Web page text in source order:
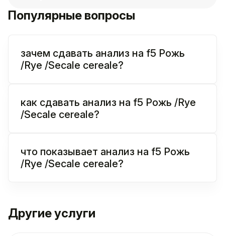
Популярные вопросы
зачем сдавать анализ на f5 Рожь
/Rye /Secale cereale?
как сдавать анализ на f5 Рожь /Rye
/Secale cereale?
что показывает анализ на f5 Рожь
/Rye /Secale cereale?
Другие услуги